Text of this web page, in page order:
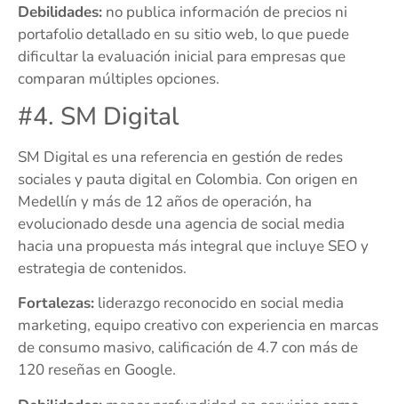
Debilidades: no publica información de precios ni
portafolio detallado en su sitio web, lo que puede
dificultar la evaluación inicial para empresas que
comparan múltiples opciones.
#4. SM Digital
SM Digital es una referencia en gestión de redes
sociales y pauta digital en Colombia. Con origen en
Medellín y más de 12 años de operación, ha
evolucionado desde una agencia de social media
hacia una propuesta más integral que incluye SEO y
estrategia de contenidos.
Fortalezas: liderazgo reconocido en social media
marketing, equipo creativo con experiencia en marcas
de consumo masivo, calificación de 4.7 con más de
120 reseñas en Google.